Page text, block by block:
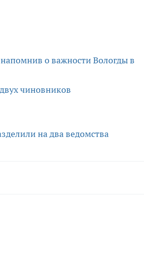
о важности Вологды в
чиновников
на два ведомства